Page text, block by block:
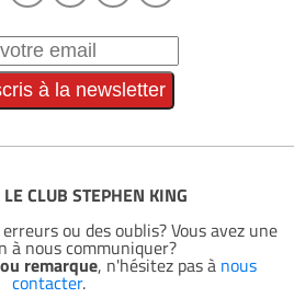
LE CLUB STEPHEN KING
ou des oublis? Vous avez une
à nous communiquer?
remarque, n'hésitez pas à nous
contacter.